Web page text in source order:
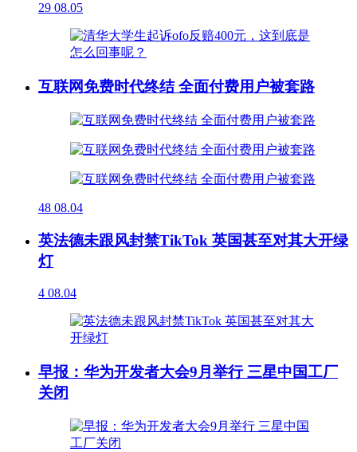
29 08.05
互联网免费时代终结 全面付费用户被套路
48 08.04
英法德未跟风封禁TikTok 英国甚至对其大开绿
灯
4 08.04
早报：华为开发者大会9月举行 三星中国工厂
关闭